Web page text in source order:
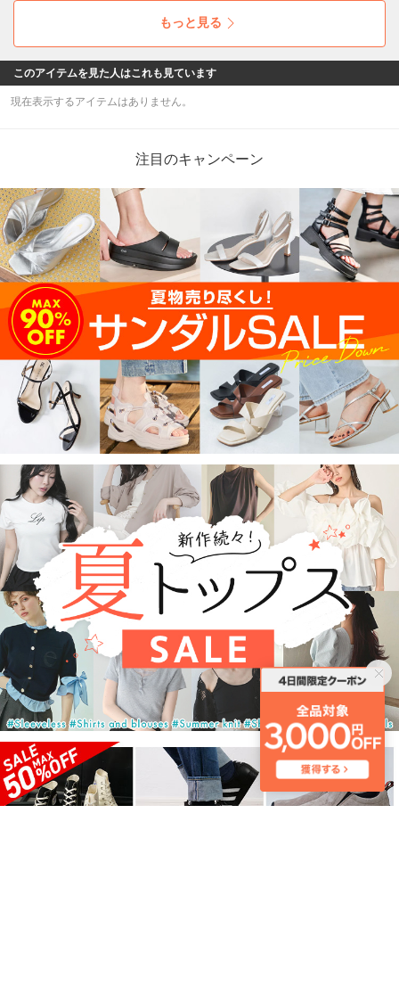
量の厚底ソールで気分もUP！
もっと見る
このアイテムを見た人はこれも見ています
現在表示するアイテムはありません。
注目のキャンペーン